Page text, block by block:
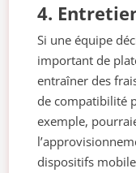
4.
Si une équipe
important de
entraîner des
de compatibilité
exemple,
dispositifs